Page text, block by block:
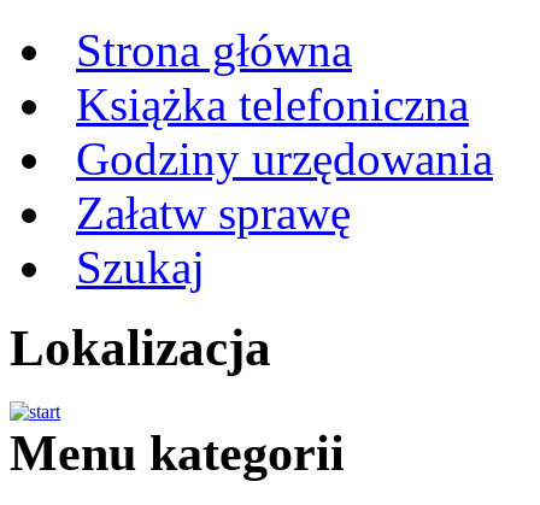
Strona główna
Książka telefoniczna
Godziny urzędowania
Załatw sprawę
Szukaj
Lokalizacja
Menu kategorii